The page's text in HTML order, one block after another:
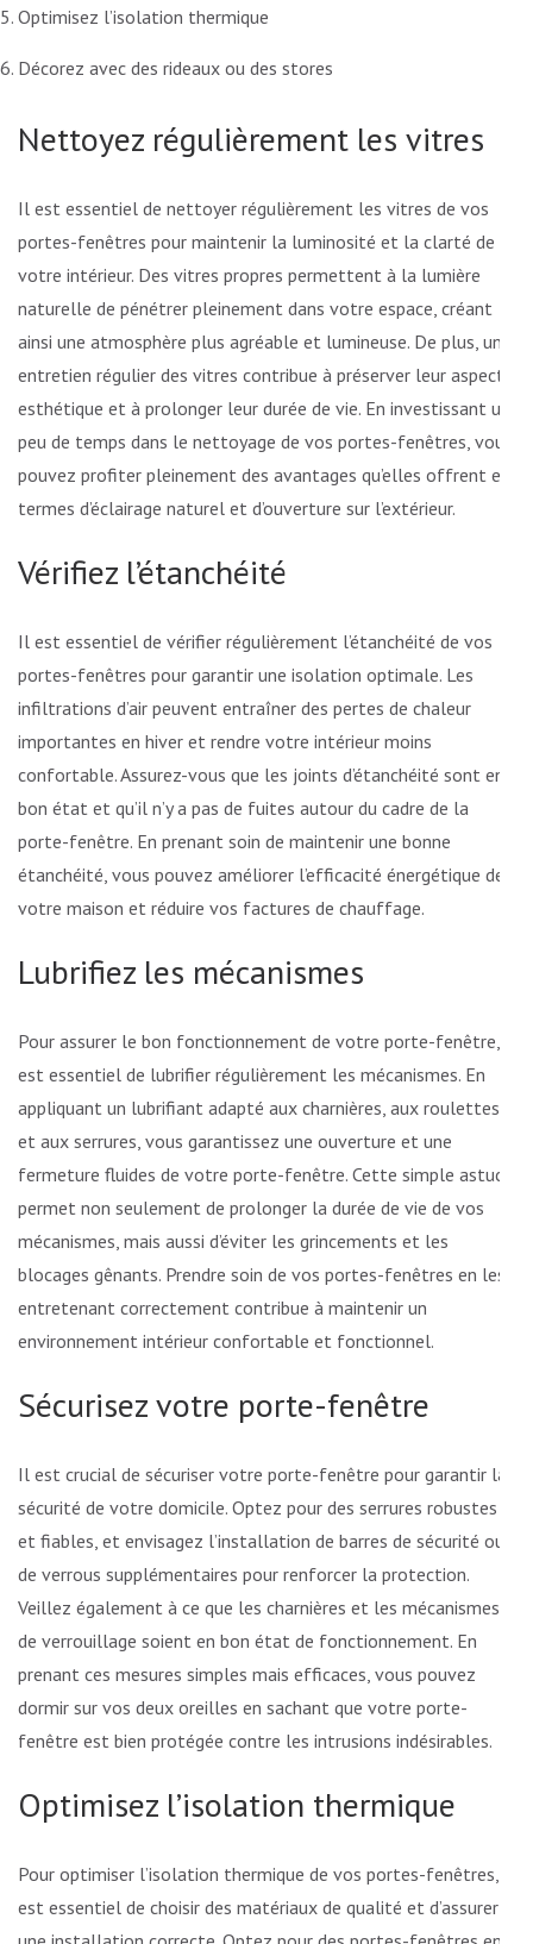
Optimisez l’isolation thermique
Décorez avec des rideaux ou des stores
Nettoyez régulièrement les vitres
Il est essentiel de nettoyer régulièrement les vitres de vos
portes-fenêtres pour maintenir la luminosité et la clarté de
votre intérieur. Des vitres propres permettent à la lumière
naturelle de pénétrer pleinement dans votre espace, créant
ainsi une atmosphère plus agréable et lumineuse. De plus, un
entretien régulier des vitres contribue à préserver leur aspect
esthétique et à prolonger leur durée de vie. En investissant un
peu de temps dans le nettoyage de vos portes-fenêtres, vous
pouvez profiter pleinement des avantages qu’elles offrent en
termes d’éclairage naturel et d’ouverture sur l’extérieur.
Vérifiez l’étanchéité
Il est essentiel de vérifier régulièrement l’étanchéité de vos
portes-fenêtres pour garantir une isolation optimale. Les
infiltrations d’air peuvent entraîner des pertes de chaleur
importantes en hiver et rendre votre intérieur moins
confortable. Assurez-vous que les joints d’étanchéité sont en
bon état et qu’il n’y a pas de fuites autour du cadre de la
porte-fenêtre. En prenant soin de maintenir une bonne
étanchéité, vous pouvez améliorer l’efficacité énergétique de
votre maison et réduire vos factures de chauffage.
Lubrifiez les mécanismes
Pour assurer le bon fonctionnement de votre porte-fenêtre, il
est essentiel de lubrifier régulièrement les mécanismes. En
appliquant un lubrifiant adapté aux charnières, aux roulettes
et aux serrures, vous garantissez une ouverture et une
fermeture fluides de votre porte-fenêtre. Cette simple astuce
permet non seulement de prolonger la durée de vie de vos
mécanismes, mais aussi d’éviter les grincements et les
blocages gênants. Prendre soin de vos portes-fenêtres en les
entretenant correctement contribue à maintenir un
environnement intérieur confortable et fonctionnel.
Sécurisez votre porte-fenêtre
Il est crucial de sécuriser votre porte-fenêtre pour garantir la
sécurité de votre domicile. Optez pour des serrures robustes
et fiables, et envisagez l’installation de barres de sécurité ou
de verrous supplémentaires pour renforcer la protection.
Veillez également à ce que les charnières et les mécanismes
de verrouillage soient en bon état de fonctionnement. En
prenant ces mesures simples mais efficaces, vous pouvez
dormir sur vos deux oreilles en sachant que votre porte-
fenêtre est bien protégée contre les intrusions indésirables.
Optimisez l’isolation thermique
Pour optimiser l’isolation thermique de vos portes-fenêtres, il
est essentiel de choisir des matériaux de qualité et d’assurer